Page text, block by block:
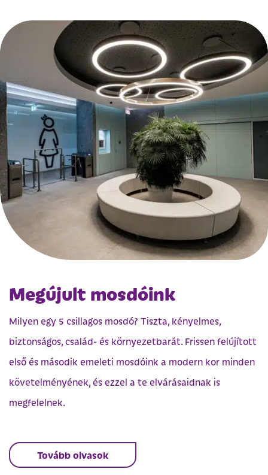
Megújult mosdóink
Milyen egy 5 csillagos mosdó? Tiszta, kényelmes,
biztonságos, család- és környezetbarát. Frissen felújított
első és második emeleti mosdóink a modern kor minden
követelményének, és ezzel a te elvárásaidnak is
megfelelnek.
Tovább olvasok